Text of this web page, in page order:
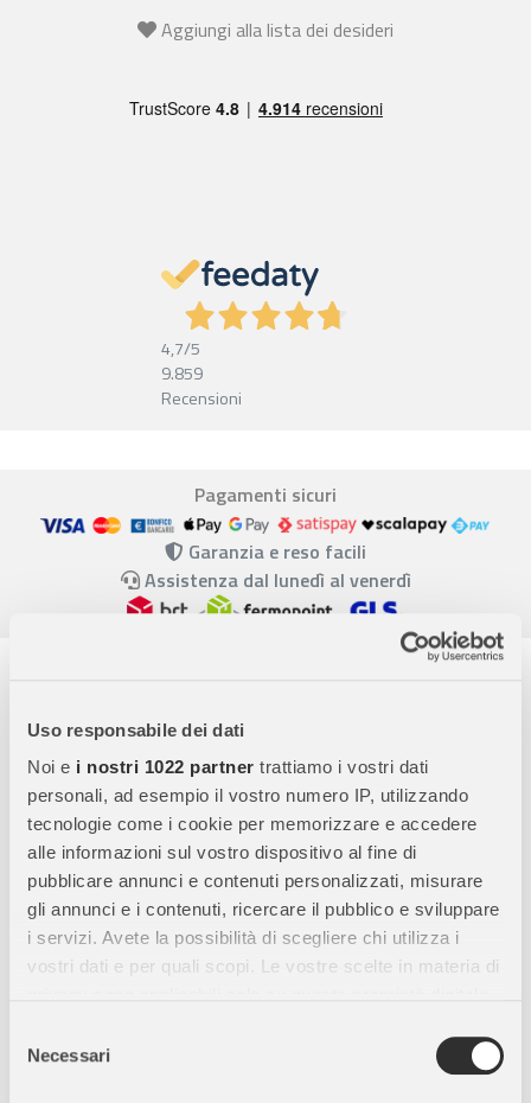
Uso responsabile dei dati
Noi e i nostri 1022 partner trattiamo i vostri dati
personali, ad esempio il vostro numero IP, utilizzando
tecnologie come i cookie per memorizzare e accedere
alle informazioni sul vostro dispositivo al fine di
pubblicare annunci e contenuti personalizzati, misurare
gli annunci e i contenuti, ricercare il pubblico e sviluppare
i servizi. Avete la possibilità di scegliere chi utilizza i
vostri dati e per quali scopi. Le vostre scelte in materia di
modificare o revocare il proprio consenso in qualsiasi
momento dalla Dichiarazione sui cookie o facendo clic
delNecessari
Aggiungi alla lista dei desideri
4,7/5
9.859
Recensioni
Pagamenti sicuri
Garanzia e reso facili
Assistenza dal lunedì al venerdì
Il nostro Portaciuccio è un elemento essenziale per mantenere
il ciuccio pulito e sempre pronto all’uso. Grazie alla sua forma
intelligente, può essere facilmente agganciato al passeggino,
permettendoti di averlo sempre con te in modo pratico e
comodo.
I nostri articoli sono progettati per rispondere alle esigenze dei
genitori moderni, che desiderano prodotti esteticamente
gradevoli, funzionali e al tempo stesso rispettosi
dell’ambiente. Ci impegniamo a combinare stile ed ecologia,
Il nostro obiettivo è continuare a utilizzare tessuti naturali e